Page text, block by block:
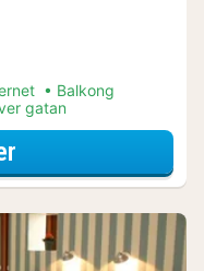
Balkong
gatan
för Middags-